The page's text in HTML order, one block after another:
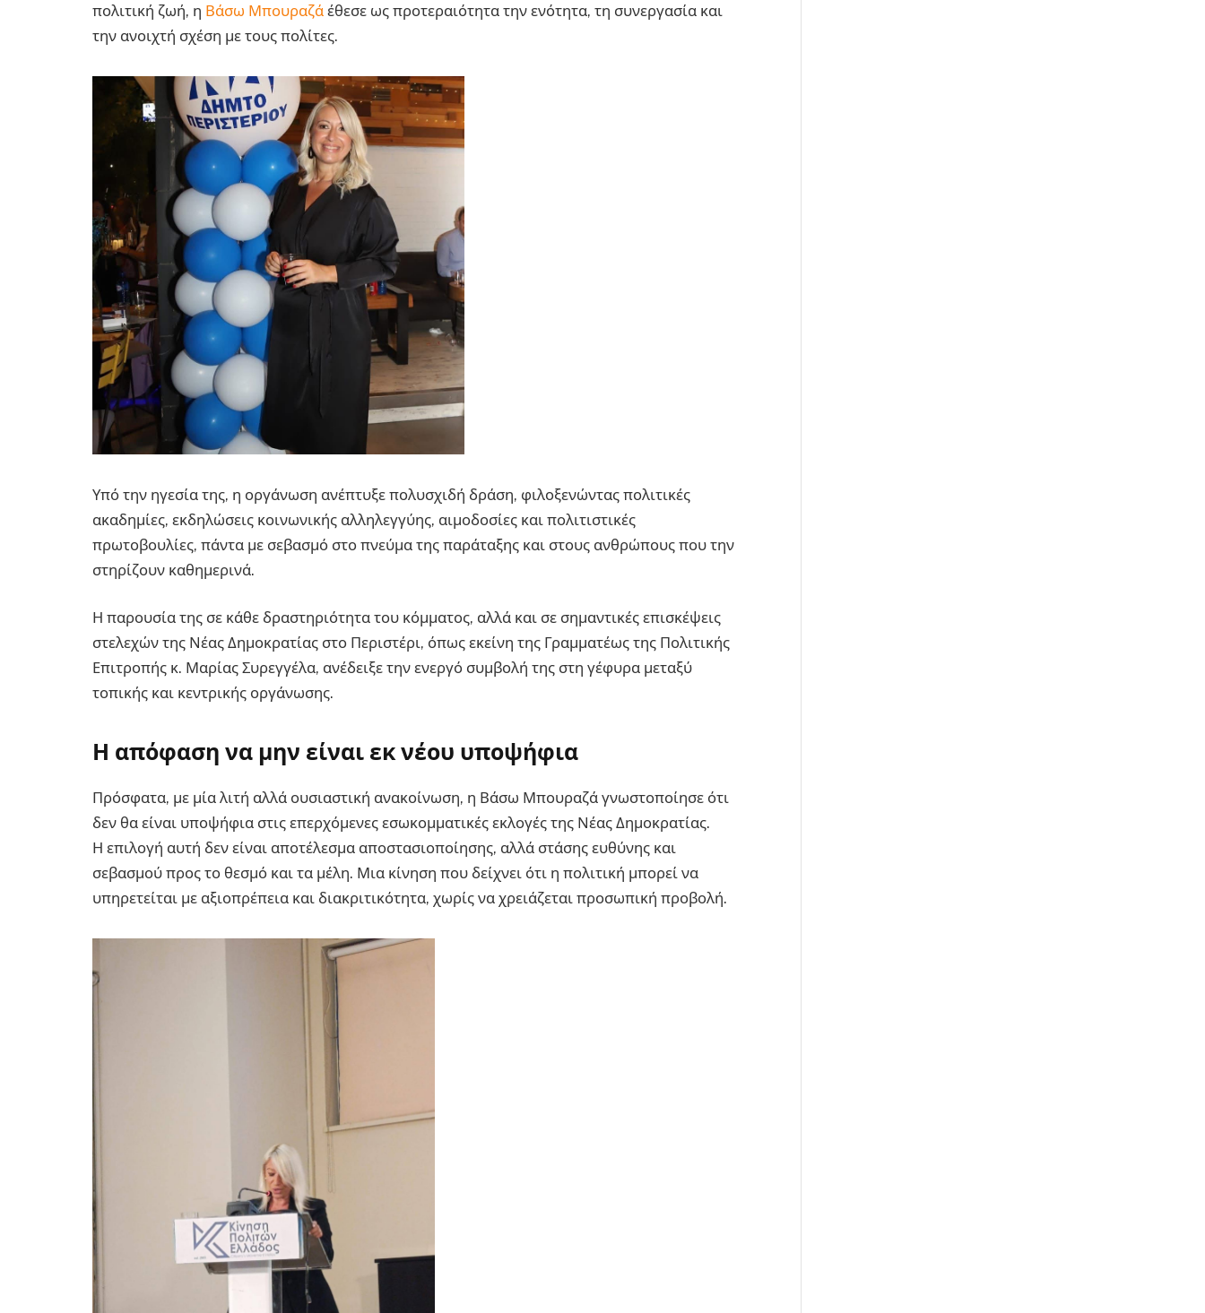
πολιτική ζωή, η Βάσω Μπουραζά έθεσε ως προτεραιότητα την ενότητα, τη συνεργασία και
την ανοιχτή σχέση με τους πολίτες.
Υπό την ηγεσία της, η οργάνωση ανέπτυξε πολυσχιδή δράση, φιλοξενώντας πολιτικές
ακαδημίες, εκδηλώσεις κοινωνικής αλληλεγγύης, αιμοδοσίες και πολιτιστικές
πρωτοβουλίες, πάντα με σεβασμό στο πνεύμα της παράταξης και στους ανθρώπους που την
στηρίζουν καθημερινά.
Η παρουσία της σε κάθε δραστηριότητα του κόμματος, αλλά και σε σημαντικές επισκέψεις
στελεχών της Νέας Δημοκρατίας στο Περιστέρι, όπως εκείνη της Γραμματέως της Πολιτικής
Επιτροπής κ. Μαρίας Συρεγγέλα, ανέδειξε την ενεργό συμβολή της στη γέφυρα μεταξύ
τοπικής και κεντρικής οργάνωσης.
Η απόφαση να μην είναι εκ νέου υποψήφια
Πρόσφατα, με μία λιτή αλλά ουσιαστική ανακοίνωση, η Βάσω Μπουραζά γνωστοποίησε ότι
δεν θα είναι υποψήφια στις επερχόμενες εσωκομματικές εκλογές της Νέας Δημοκρατίας.
Η επιλογή αυτή δεν είναι αποτέλεσμα αποστασιοποίησης, αλλά στάσης ευθύνης και
σεβασμού προς το θεσμό και τα μέλη. Μια κίνηση που δείχνει ότι η πολιτική μπορεί να
υπηρετείται με αξιοπρέπεια και διακριτικότητα, χωρίς να χρειάζεται προσωπική προβολή.